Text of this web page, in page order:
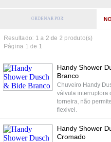
ORDENAR POR:
Resultado: 1 a 2 de 2 produto(s)
Página 1 de 1
Handy Shower
Branco
Chuveiro Handy
válvula interruptora
torneira, não
flexivel.
Handy Shower
Cromado